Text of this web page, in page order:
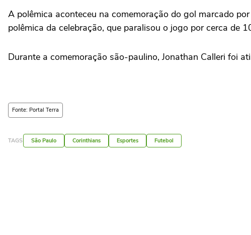
A polêmica aconteceu na comemoração do gol marcado
polêmica da celebração, que paralisou o jogo por cerca de
Durante a comemoração são-paulino, Jonathan Calleri foi
Fonte: Portal Terra
TAGS São Paulo Corinthians Esportes Futebol